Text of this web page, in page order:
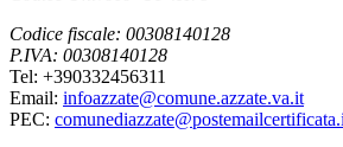
Codice fiscale: 00308140128
P.IVA: 00308140128
Tel: +390332456311
Email: infoazzate@comune.azzate.va.it
PEC: